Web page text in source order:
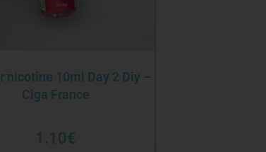
nicotine 10ml Day 2 Diy –
Ciga France
1.10€